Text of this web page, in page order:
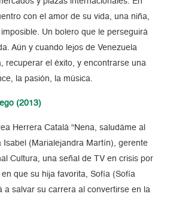
con el amor de su vida, una niña,
Un bolero que le perseguirá
Aún y cuando lejos de Venezuela
recuperar el éxito, y encontrarse una
la pasión, la música.
(2013)
Herrera Catalá “Nena, saludáme al
Isabel (Marialejandra Martín), gerente
Cultura, una señal de TV en crisis por
que su hija favorita, Sofía (Sofía
a salvar su carrera al convertirse en la